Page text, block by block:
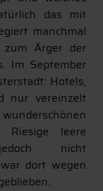
das mit
manchmal
Ärger der
Im September
Hotels,
nur vereinzelt
Riesige leere
nicht
dort wegen